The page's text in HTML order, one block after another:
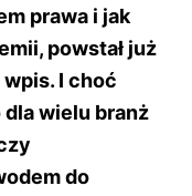
prawa i jak
powstał już
I choć
wielu branż
do